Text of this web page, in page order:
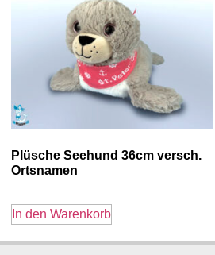
Plüsche Seehund 36cm versch.
Ortsnamen
In den Warenkorb